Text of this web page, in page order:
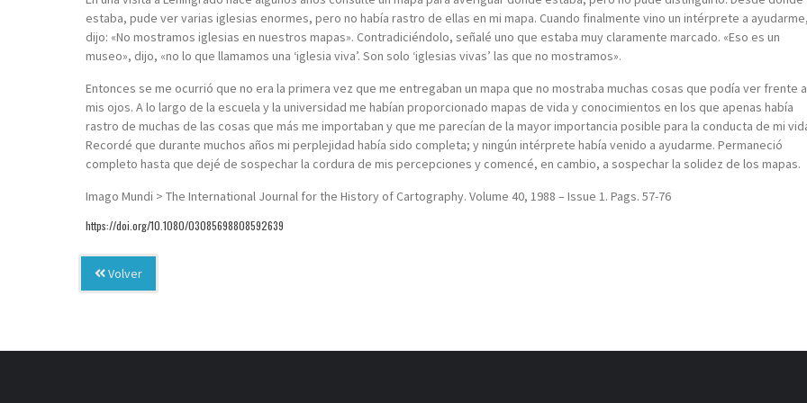
estaba, pude ver varias iglesias enormes, pero no había rastro de ellas en mi mapa. Cuando finalmente vino un intérprete a
dijo: «No mostramos iglesias en nuestros mapas». Contradiciéndolo, señalé uno que estaba muy claramente marcado. «Eso es un
museo», dijo, «no lo que llamamos una ‘iglesia viva’. Son solo ‘iglesias vivas’ las que no mostramos».
Entonces se me ocurrió que no era la primera vez que me entregaban un mapa que no mostraba muchas cosas que podía ver frente a
mis ojos. A lo largo de la escuela y la universidad me habían proporcionado mapas de vida y conocimientos en los que apenas había
rastro de muchas de las cosas que más me importaban y que me parecían de la mayor importancia posible para la conducta de mi
Recordé que durante muchos años mi perplejidad había sido completa; y ningún intérprete había venido a ayudarme. Permaneció
completo hasta que dejé de sospechar la cordura de mis percepciones y comencé, en cambio, a sospechar la solidez de los mapas.
Imago Mundi > The International Journal for the History of Cartography. Volume 40, 1988 – Issue 1. Pags. 57-76
https://doi.org/10.1080/03085698808592639
Volver